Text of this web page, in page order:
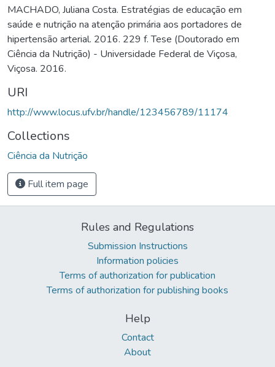
MACHADO, Juliana Costa. Estratégias de educação em
saúde e nutrição na atenção primária aos portadores de
hipertensão arterial. 2016. 229 f. Tese (Doutorado em
Ciência da Nutrição) - Universidade Federal de Viçosa,
Viçosa. 2016.
URI
http://www.locus.ufv.br/handle/123456789/11174
Collections
Ciência da Nutrição
Full item page
Rules and Regulations
Submission Instructions
Information policies
Terms of authorization for publication
Terms of authorization for publishing books
Help
Contact
About